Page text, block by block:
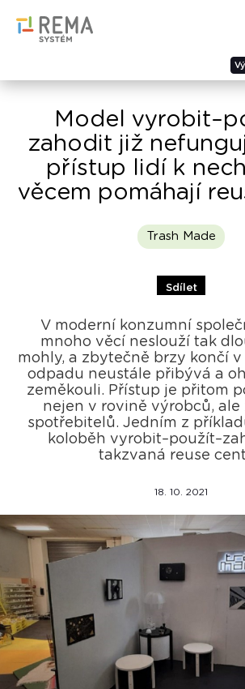
Model
zahodit již
přístup lidí k
věcem pomáhají
Trash Made
Sdílet
V moderní konzumní
mnoho věcí neslouží tak
mohly, a zbytečně brzy končí v
odpadu neustále přibývá a
zeměkouli. Přístup je přitom
nejen v rovině výrobců, ale
spotřebitelů. Jedním z
koloběh
takzvaná reuse
18. 10. 2021